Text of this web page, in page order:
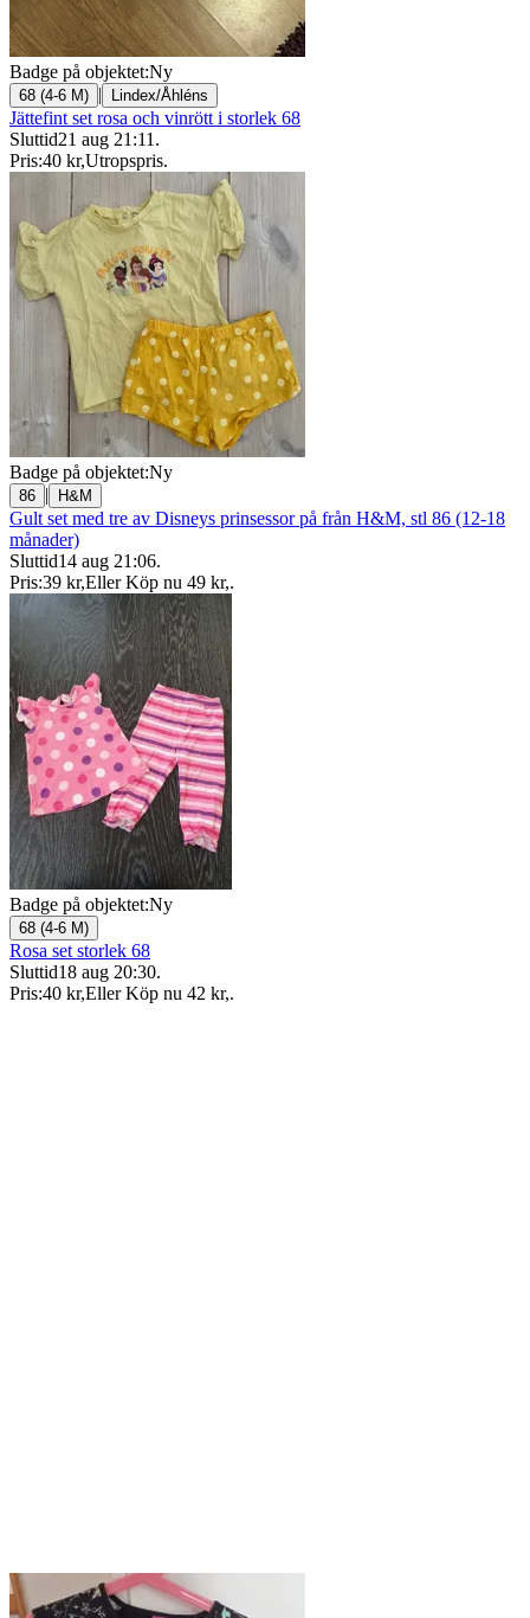
Badge på objektet:Ny
68 (4-6 M) | Lindex/Åhléns
Jättefint set rosa och vinrött i storlek 68
Sluttid21 aug 21:11 .
Pris:40 kr,Utropspris.
Badge på objektet:Ny
86 | H&M
Gult set med tre av Disneys prinsessor på från H&M, stl 86 (12-18
månader)
Sluttid14 aug 21:06.
Pris:39 kr,Eller Köp nu 49 kr,.
Badge på objektet:Ny
68 (4-6 M)
Rosa set storlek 68
Sluttid18 aug 20:30.
Pris:40 kr,Eller Köp nu 42 kr,.